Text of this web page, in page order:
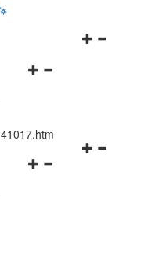
Navigationsmenü
Navigationsmenü